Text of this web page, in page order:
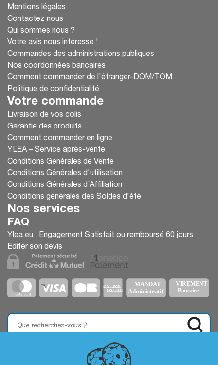
Mentions légales
Contactez nous
Qui sommes nous ?
Votre avis nous intéresse !
Commandes des administrations publiques
Nos coordonnées bancaires
Comment commander de l'étranger-DOM/TOM
Politique de confidentialité
Votre commande
Livraison de vos colis
Garantie des produits
Comment commander en ligne
YLEA – Service après-vente
Conditions Générales de Vente
Conditions Générales d'utilisation
Conditions Générales d’Affiliation
Conditions générales des Soldes d'été
Nos services
FAQ
Ylea.eu : Engagement Satisfait ou remboursé 60 jours
Editer son devis